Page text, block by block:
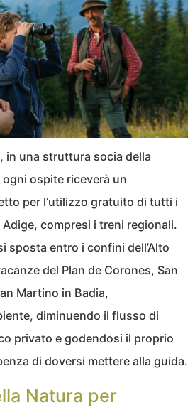
in una struttura socia della
ospite riceverà un
per l‘utilizzo gratuito di tutti i
compresi i treni regionali.
sposta entro i confini dell’Alto
del Plan de Corones, San
Martino in Badia,
diminuendo il flusso di
privato e godendosi il proprio
di doversi mettere alla guida.
Natura per